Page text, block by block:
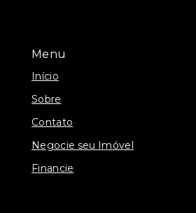
Menu
Início
Sobre
Contato
Negocie seu Imóvel
Financie